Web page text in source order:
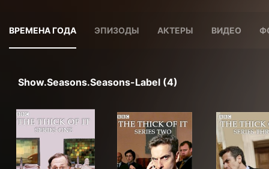
ВРЕМЕНА ГОДА ЭПИЗОДЫ АКТЕРЫ ВИДЕО
Show.seasons.seasons-Label (4)